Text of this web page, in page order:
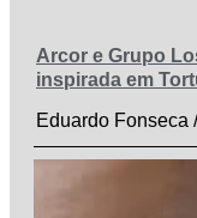
Arcor e Grupo
inspirada em
Eduardo Fonseca